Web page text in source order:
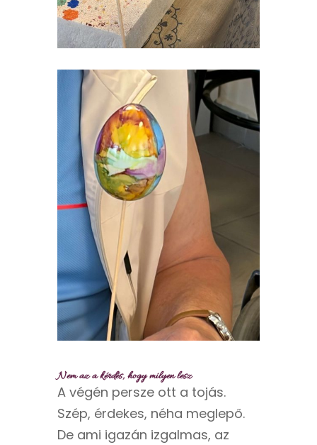
Nem az a kérdés, hogy milyen lesz
A végén persze ott a tojás.
Szép, érdekes, néha meglepő.
De ami igazán izgalmas, az